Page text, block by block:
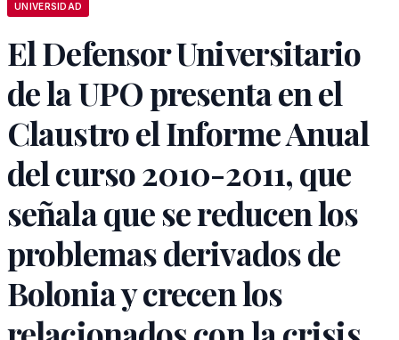
UNIVERSIDAD
El Defensor Universitario
de la UPO presenta en el
Claustro el Informe Anual
del curso 2010-2011, que
señala que se reducen los
problemas derivados de
Bolonia y crecen los